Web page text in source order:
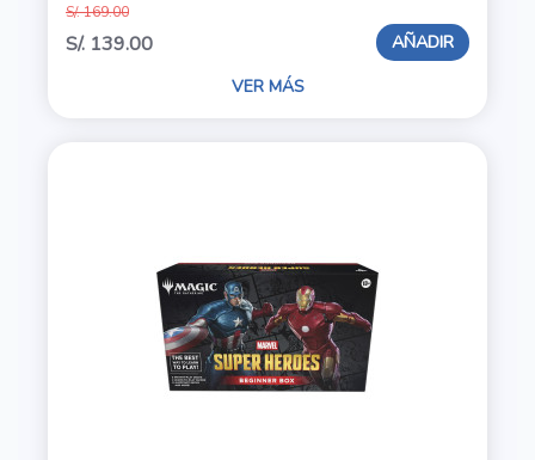
S/. 169.00
S/. 139.00 AÑADIR
VER MÁS